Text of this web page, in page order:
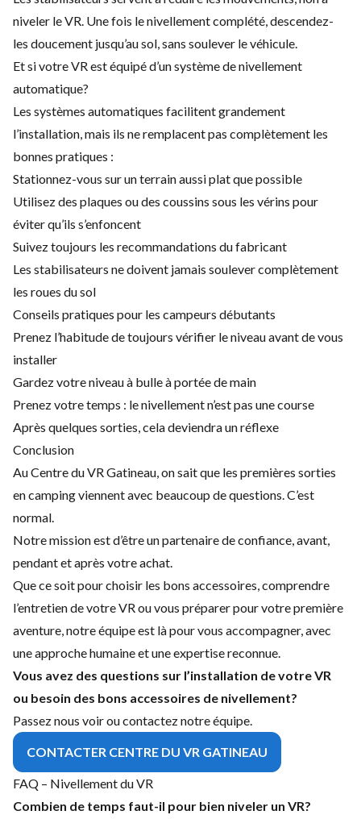
niveler le VR. Une fois le nivellement complété, descendez-
les doucement jusqu’au sol, sans soulever le véhicule.
Et si votre VR est équipé d’un système de nivellement
automatique?
Les systèmes automatiques facilitent grandement
l’installation, mais ils ne remplacent pas complètement les
bonnes pratiques :
Stationnez-vous sur un terrain aussi plat que possible
Utilisez des plaques ou des coussins sous les vérins pour
éviter qu’ils s’enfoncent
Suivez toujours les recommandations du fabricant
Les stabilisateurs ne doivent jamais soulever complètement
les roues du sol
Conseils pratiques pour les campeurs débutants
Prenez l’habitude de toujours vérifier le niveau avant de vous
installer
Gardez votre niveau à bulle à portée de main
Prenez votre temps : le nivellement n’est pas une course
Après quelques sorties, cela deviendra un réflexe
Conclusion
Au Centre du VR Gatineau, on sait que les premières sorties
en camping viennent avec beaucoup de questions. C’est
normal.
Notre mission est d’être un partenaire de confiance, avant,
pendant et après votre achat.
Que ce soit pour choisir les bons accessoires, comprendre
l’entretien de votre VR ou vous préparer pour votre première
aventure, notre équipe est là pour vous accompagner, avec
une approche humaine et une expertise reconnue.
Vous avez des questions sur l’installation de votre VR
ou besoin des bons accessoires de nivellement?
Passez nous voir ou contactez notre équipe.
CONTACTER CENTRE DU VR GATINEAU
FAQ – Nivellement du VR
Combien de temps faut-il pour bien niveler un VR?